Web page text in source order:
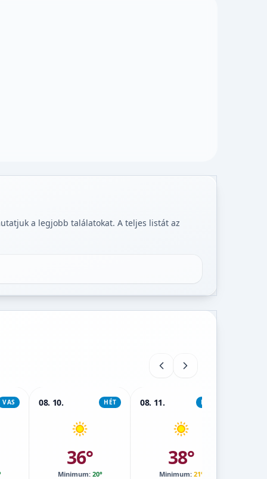
a legjobb találatokat. A teljes listát az
VAS 08. 10. HÉT
36°
Minimum: 20°
08. 11. KEDD
38°
Minimum: 21°